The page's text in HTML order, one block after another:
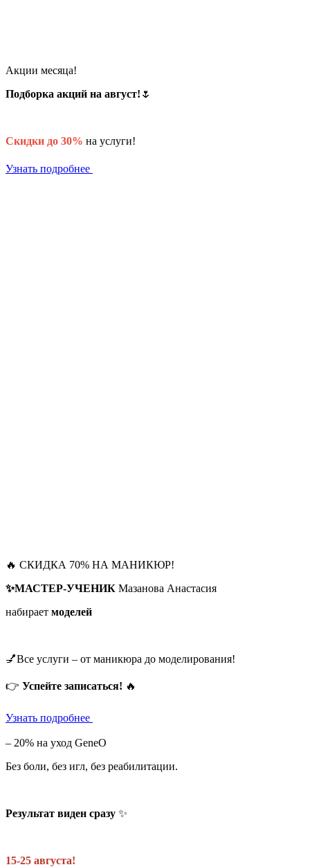
Акции месяца!
Подборка акций на август! 🌷
Скидки до 30% на услуги!
Узнать подробнее
🔥 СКИДКА 70% НА МАНИКЮР!
✨МАСТЕР-УЧЕНИК Мазанова Анастасия
набирает моделей
💅Все услуги – от маникюра до моделирования!
👉 Успейте записаться! 🔥
Узнать подробнее
– 20% на уход GeneO
Без боли, без игл, без реабилитации.
Результат виден сразу ✨
15-25 августа!